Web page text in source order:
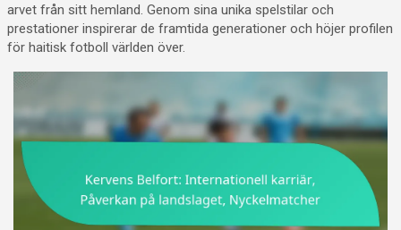
arvet från sitt hemland. Genom sina unika spelstilar och
prestationer inspirerar de framtida generationer och höjer profilen
för haitisk fotboll världen över.